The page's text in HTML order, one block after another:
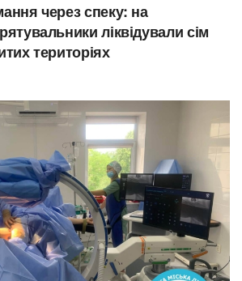
через спеку: на
ліквідували сім
територіях